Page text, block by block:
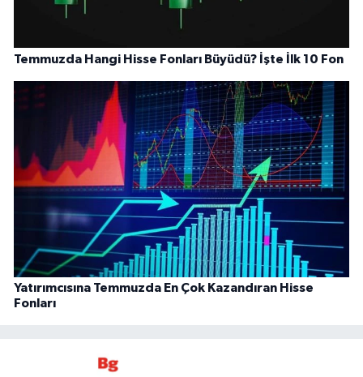
Temmuzda Hangi Hisse Fonları Büyüdü? İşte İlk 10 Fon
Yatırımcısına Temmuzda En Çok Kazandıran Hisse
Fonları